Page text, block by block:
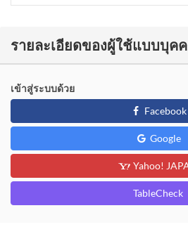
รายละเอียดของผู้ใช้แบบบุค
เข้าสู่ระบบด้วย
Facebook
Google
Yahoo!
TableCheck